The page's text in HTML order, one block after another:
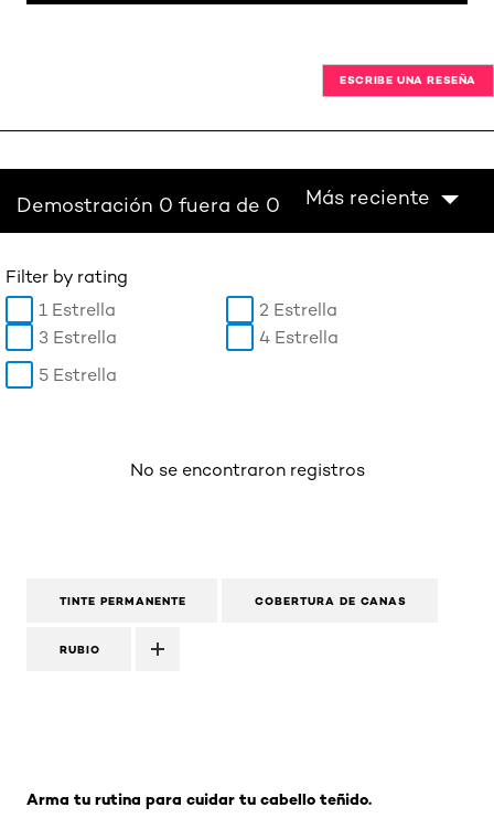
ESCRIBE UNA RESEÑA
Demostración 0 fuera de 0 Más reciente
Filter by rating
1 Estrella
2 Estrella
3 Estrella
4 Estrella
5 Estrella
No se encontraron registros
TINTE PERMANENTE COBERTURA DE CANAS
RUBIO
Arma tu rutina para cuidar tu cabello teñido.